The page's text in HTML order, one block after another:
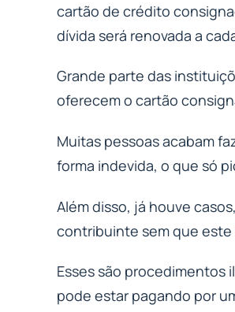
cartão de crédito
dívida será renovada a
Grande parte das
oferecem o cartão
Muitas pessoas acabam
forma indevida, o que só
Além disso, já houve
contribuinte sem que
Esses são procedimentos
pode estar pagando por